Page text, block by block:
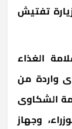
كما نفذت الإدارة 38 زيارة تفتيش
الغذاء
الماضي 64 شكوى واردة من
الشكاوى
وجهاز